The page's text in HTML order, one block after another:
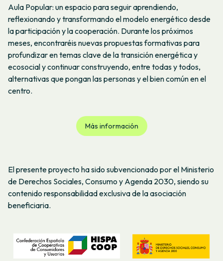
Aula Popular: un espacio para seguir aprendiendo,
reflexionando y transformando el modelo energético desde
la participación y la cooperación. Durante los próximos
meses, encontraréis nuevas propuestas formativas para
profundizar en temas clave de la transición energética y
ecosocial y continuar construyendo, entre todas y todos,
alternativas que pongan las personas y el bien común en el
centro.
Más información
El presente proyecto ha sido subvencionado por el Ministerio
de Derechos Sociales, Consumo y Agenda 2030, siendo su
contenido responsabilidad exclusiva de la asociación
beneficiaria.